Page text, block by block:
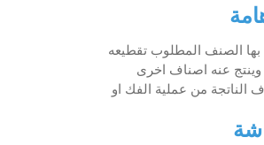
الصنف المطلوب تقطيعه
وينتج عنه اصناف اخرى
الناتجة من عملية الفك او